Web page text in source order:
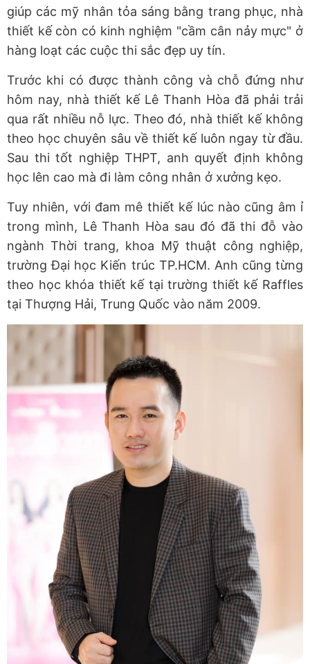
giúp các mỹ nhân tỏa sáng bằng trang phục, nhà
thiết kế còn có kinh nghiệm "cầm cân nảy mực" ở
hàng loạt các cuộc thi sắc đẹp uy tín.
Trước khi có được thành công và chỗ đứng như
hôm nay, nhà thiết kế Lê Thanh Hòa đã phải trải
qua rất nhiều nỗ lực. Theo đó, nhà thiết kế không
theo học chuyên sâu về thiết kế luôn ngay từ đầu.
Sau thi tốt nghiệp THPT, anh quyết định không
học lên cao mà đi làm công nhân ở xưởng kẹo.
Tuy nhiên, với đam mê thiết kế lúc nào cũng âm ỉ
trong mình, Lê Thanh Hòa sau đó đã thi đỗ vào
ngành Thời trang, khoa Mỹ thuật công nghiệp,
trường Đại học Kiến trúc TP.HCM. Anh cũng từng
theo học khóa thiết kế tại trường thiết kế Raffles
tại Thượng Hải, Trung Quốc vào năm 2009.